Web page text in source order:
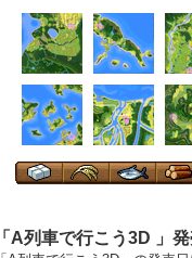
「A列車で行こう3D 」